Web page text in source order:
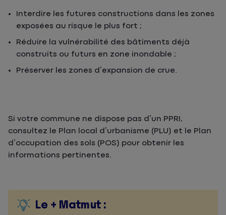
Interdire les futures constructions dans les zones
exposées au risque le plus fort ;
Réduire la vulnérabilité des bâtiments déjà
construits ou futurs en zone inondable ;
Préserver les zones d’expansion de crue.
Si votre commune ne dispose pas d’un PPRI,
consultez le Plan local d’urbanisme (PLU) et le Plan
d’occupation des sols (POS) pour obtenir les
informations pertinentes.
Le + Matmut :